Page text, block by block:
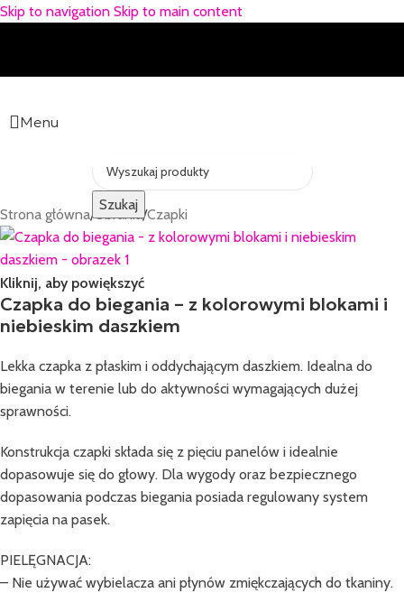
Skip to navigation Skip to main content
Menu
Szukaj
Strona główna/Ubrania/Czapki
Kliknij, aby powiększyć
Czapka do biegania – z kolorowymi blokami i
niebieskim daszkiem
Lekka czapka z płaskim i oddychającym daszkiem. Idealna do
biegania w terenie lub do aktywności wymagających dużej
sprawności.
Konstrukcja czapki składa się z pięciu panelów i idealnie
dopasowuje się do głowy. Dla wygody oraz bezpiecznego
dopasowania podczas biegania posiada regulowany system
zapięcia na pasek.
PIELĘGNACJA:
– Nie używać wybielacza ani płynów zmiękczających do tkaniny.